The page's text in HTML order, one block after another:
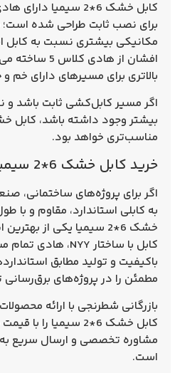
کابل خشک 6*2 سیمیا دارای
برای نصب ثابت طراحی شده است؛
مکانیکی بیشتری نسبت به کابل
افشان از هادی
بالاتری برای مسیرهای دارای
اگر مسیر کابل‌کشی ثابت باشد و
بیشتر وجود داشته باشد، کابل
مناسب‌تری خواهد بود.
خرید کابل خشک 6*2 سیمیا
اگر برای پروژه‌های ساختمانی،
به کابلی استاندارد، مقاوم و با
خشک 6*2 سیمیا
یکی از بهترین
کابل با ساختارNYY
باکیفیت و تولید مطابق
مطمئن را در پروژه‌های
بازرگانی شطرنجی با ارائه
کابل خشک 6*2 سیمیا
را با
مشاوره تخصصی و ارسال سریع
است.